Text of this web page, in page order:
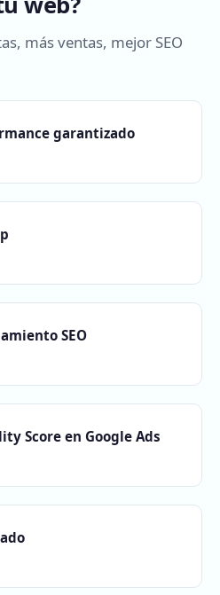
más ventas, mejor SEO
garantizado
SEO
Score en Google Ads